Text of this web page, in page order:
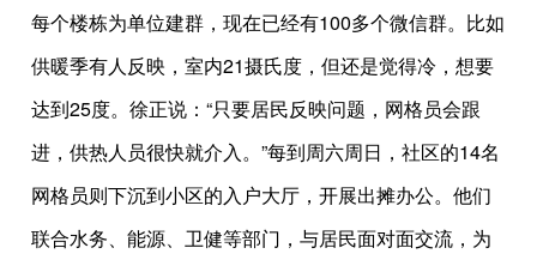
每个楼栋为单位建群，现在已经有100多个微信群。比如
供暖季有人反映，室内21摄氏度，但还是觉得冷，想要
达到25度。徐正说：“只要居民反映问题，网格员会跟
进，供热人员很快就介入。”每到周六周日，社区的14名
网格员则下沉到小区的入户大厅，开展出摊办公。他们
联合水务、能源、卫健等部门，与居民面对面交流，为